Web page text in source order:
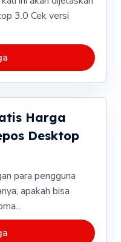
3.0 Cek versi
Harga
Desktop
para pengguna
apakah bisa